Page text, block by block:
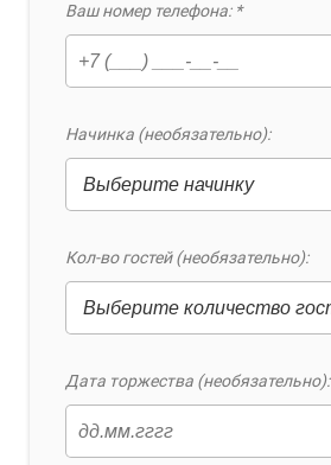
Ваш номер телефона: *
Начинка (необязательно):
Кол-во гостей (необязательно):
Дата торжества (необязательно):